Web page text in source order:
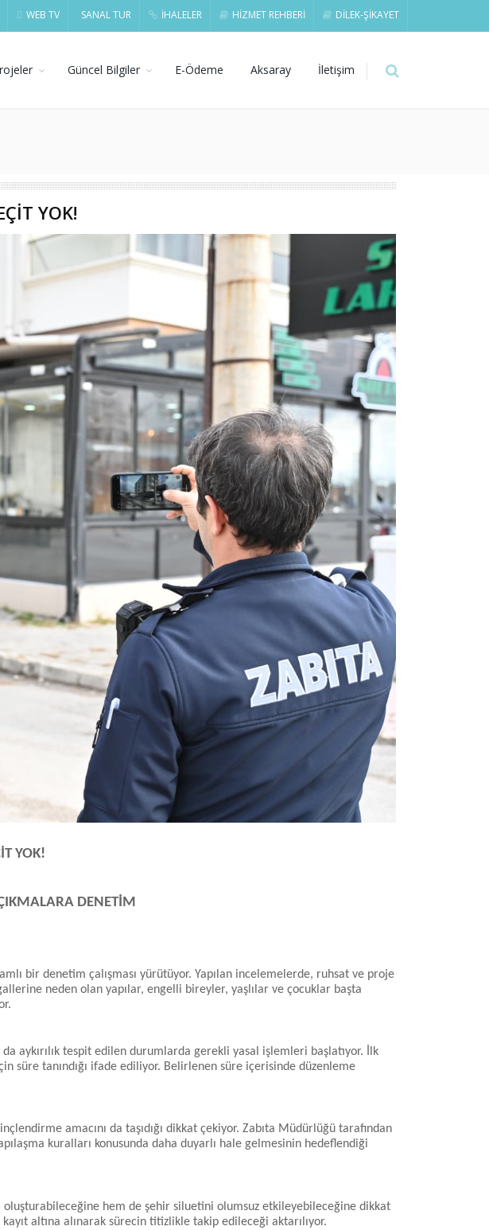
WEB TV SANAL TUR İHALELER HİZMET REHBERİ DİLEK-ŞİKAYET
Güncel Bilgiler E-Ödeme Aksaray İletişim
YOK!
YOK!
DENETİM
bir denetim çalışması yürütüyor. Yapılan incelemelerde, ruhsat ve proje
neden olan yapılar, engelli bireyler, yaşlılar ve çocuklar başta
aykırılık tespit edilen durumlarda gerekli yasal işlemleri başlatıyor. İlk
süre tanındığı ifade ediliyor. Belirlenen süre içerisinde düzenleme
amacını da taşıdığı dikkat çekiyor. Zabıta Müdürlüğü tarafından
kuralları konusunda daha duyarlı hale gelmesinin hedeflendiği
oluşturabileceğine hem de şehir siluetini olumsuz etkileyebileceğine dikkat
altına alınarak sürecin titizlikle takip edileceği aktarılıyor.